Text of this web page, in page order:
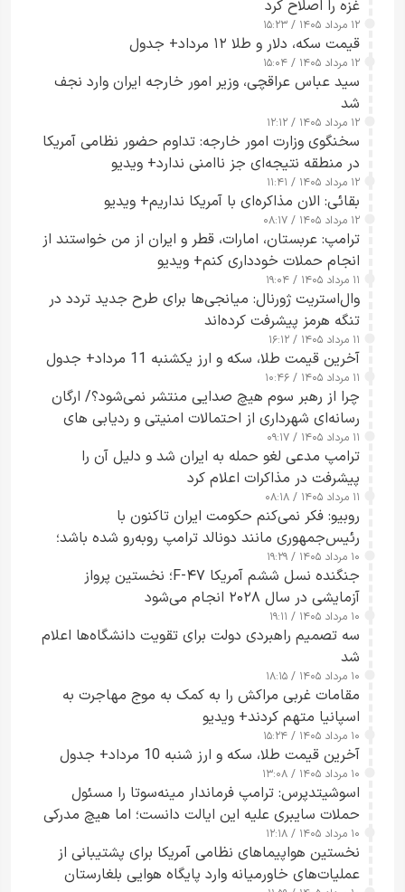
غزه را اصلاح کرد
۱۲ مرداد ۱۴۰۵ / ۱۵:۲۳
قیمت سکه، دلار و طلا ۱۲ مرداد+ جدول
۱۲ مرداد ۱۴۰۵ / ۱۵:۰۴
سید عباس عراقچی، وزیر امور خارجه ایران وارد نجف
شد
۱۲ مرداد ۱۴۰۵ / ۱۲:۱۲
سخنگوی وزارت امور خارجه: تداوم حضور نظامی آمریکا
در منطقه نتیجه‌ای جز ناامنی ندارد+ ویدیو
۱۲ مرداد ۱۴۰۵ / ۱۱:۴۱
بقائی: الان مذاکره‌ای با آمریکا نداریم+ ویدیو
۱۲ مرداد ۱۴۰۵ / ۰۸:۱۷
ترامپ: عربستان، امارات، قطر و ایران از من خواستند از
انجام حملات خودداری کنم+ ویدیو
۱۱ مرداد ۱۴۰۵ / ۱۹:۰۴
وال‌استریت ژورنال: میانجی‌ها برای طرح جدید تردد در
تنگه هرمز پیشرفت کرده‌اند
۱۱ مرداد ۱۴۰۵ / ۱۶:۱۲
آخرین قیمت طلا، سکه و ارز یکشنبه 11 مرداد+ جدول
۱۱ مرداد ۱۴۰۵ / ۱۰:۴۶
چرا از رهبر سوم هیچ صدایی منتشر نمی‌شود؟/ ارگان
رسانه‌ای شهرداری از احتمالات امنیتی و ردیابی های
جاسوسی گفت
۱۱ مرداد ۱۴۰۵ / ۰۹:۱۷
ترامپ مدعی لغو حمله به ایران شد و دلیل آن را
پیشرفت در مذاکرات اعلام کرد
۱۱ مرداد ۱۴۰۵ / ۰۸:۱۸
روبیو: فکر نمی‌کنم حکومت ایران تاکنون با
رئیس‌جمهوری مانند دونالد ترامپ روبه‌رو شده باشد؛
کسی که واقعاً دست به اقدام می‌زند
۱۰ مرداد ۱۴۰۵ / ۱۹:۲۹
جنگنده نسل ششم آمریکا F-۴۷؛ نخستین پرواز
آزمایشی در سال ۲۰۲۸ انجام می‌شود
۱۰ مرداد ۱۴۰۵ / ۱۹:۱۱
سه تصمیم راهبردی دولت برای تقویت دانشگاه‌ها اعلام
شد
۱۰ مرداد ۱۴۰۵ / ۱۸:۱۵
مقامات غربی مراکش را به کمک به موج مهاجرت به
اسپانیا متهم کردند+ ویدیو
۱۰ مرداد ۱۴۰۵ / ۱۵:۲۴
آخرین قیمت طلا، سکه و ارز شنبه 10 مرداد+ جدول
۱۰ مرداد ۱۴۰۵ / ۱۳:۰۸
اسوشیتدپرس: ترامپ فرماندار مینه‌سوتا را مسئول
حملات سایبری علیه این ایالت دانست؛ اما هیچ مدرکی
ارائه نکرد
۱۰ مرداد ۱۴۰۵ / ۱۲:۱۸
نخستین هواپیماهای نظامی آمریکا برای پشتیبانی از
عملیات‌های خاورمیانه وارد پایگاه هوایی بلغارستان